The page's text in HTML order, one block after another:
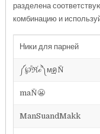
разделена
комбинацию и
Ники для парней
༼℘ⷬℜⷢℴⷪ༽м͢͢͢คŇ
maŇ😬
ManSuandMakk